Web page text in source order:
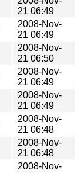
21 06:49
2008-Nov-
21 06:49
2008-Nov-
21 06:50
2008-Nov-
21 06:49
2008-Nov-
21 06:49
2008-Nov-
21 06:48
2008-Nov-
21 06:48
2008-Nov-